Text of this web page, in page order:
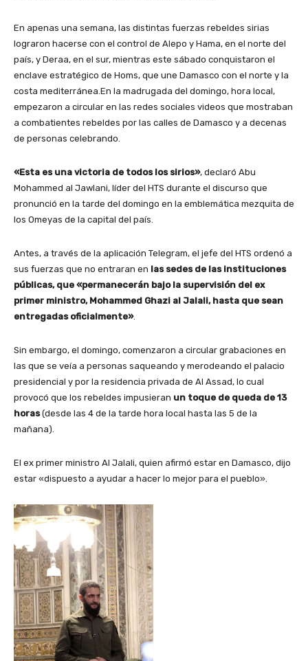
En apenas una semana, las distintas fuerzas rebeldes sirias
lograron hacerse con el control de Alepo y Hama, en el norte del
país, y Deraa, en el sur, mientras este sábado conquistaron el
enclave estratégico de Homs, que une Damasco con el norte y la
costa mediterránea.En la madrugada del domingo, hora local,
empezaron a circular en las redes sociales videos que mostraban
a combatientes rebeldes por las calles de Damasco y a decenas
de personas celebrando.
«Esta es una victoria de todos los sirios», declaró Abu
Mohammed al Jawlani, líder del HTS durante el discurso que
pronunció en la tarde del domingo en la emblemática mezquita de
los Omeyas de la capital del país.
Antes, a través de la aplicación Telegram, el jefe del HTS ordenó a
sus fuerzas que no entraran en las sedes de las instituciones
públicas, que «permanecerán bajo la supervisión del ex
primer ministro, Mohammed Ghazi al Jalali, hasta que sean
entregadas oficialmente».
Sin embargo, el domingo, comenzaron a circular grabaciones en
las que se veía a personas saqueando y merodeando el palacio
presidencial y por la residencia privada de Al Assad, lo cual
provocó que los rebeldes impusieran un toque de queda de 13
horas(desde las 4 de la tarde hora local hasta las 5 de la
mañana).
El ex primer ministro Al Jalali, quien afirmó estar en Damasco, dijo
estar «dispuesto a ayudar a hacer lo mejor para el pueblo».